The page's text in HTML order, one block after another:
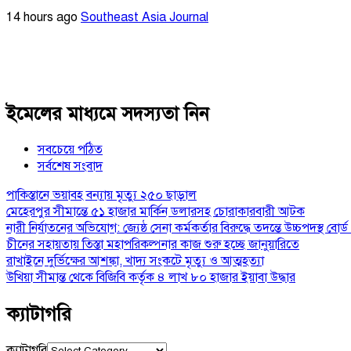
14 hours ago Southeast Asia Journal
ইমেলের মাধ্যমে সদস্যতা নিন
সবচেয়ে পঠিত
সর্বশেষ সংবাদ
পাকিস্তানে ভয়াবহ বন্যায় মৃত্যু ২৫০ ছাড়াল
মেহেরপুর সীমান্তে ৫১ হাজার মার্কিন ডলারসহ চোরাকারবারী আটক
নারী নির্যাতনের অভিযোগ: জ্যেষ্ঠ সেনা কর্মকর্তার বিরুদ্ধে তদন্তে উচ্চপদস্থ
চীনের সহায়তায় তিস্তা মহাপরিকল্পনার কাজ শুরু হচ্ছে জানুয়ারিতে
রাখাইনে দুর্ভিক্ষের আশঙ্কা, খাদ্য সংকটে মৃত্যু ও আত্মহত্যা
উখিয়া সীমান্ত থেকে বিজিবি কর্তৃক ৪ লাখ ৮০ হাজার ইয়াবা উদ্ধার
ক্যাটাগরি